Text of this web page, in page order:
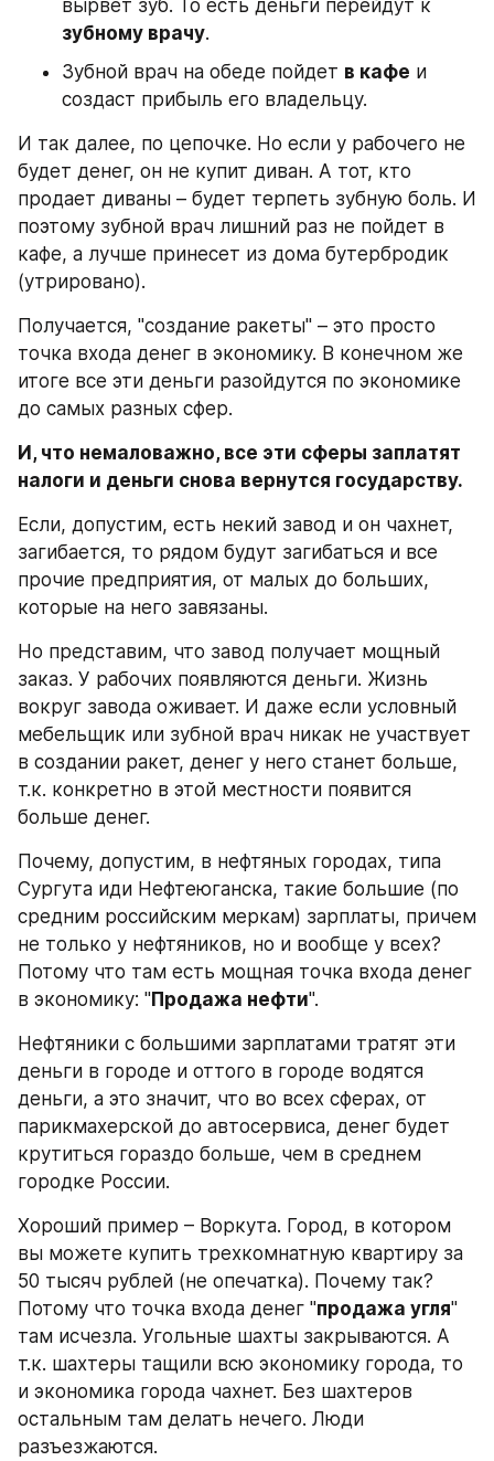
зубному врачу.
Зубной врач на обеде пойдет в кафе и
создаст прибыль его владельцу.
И так далее, по цепочке. Но если у рабочего не
будет денег, он не купит диван. А тот, кто
продает диваны – будет терпеть зубную боль. И
поэтому зубной врач лишний раз не пойдет в
кафе, а лучше принесет из дома бутербродик
(утрировано).
Получается, "создание ракеты" – это просто
точка входа денег в экономику. В конечном же
итоге все эти деньги разойдутся по экономике
до самых разных сфер.
И, что немаловажно, все эти сферы заплатят
налоги и деньги снова вернутся государству.
Если, допустим, есть некий завод и он чахнет,
загибается, то рядом будут загибаться и все
прочие предприятия, от малых до больших,
которые на него завязаны.
Но представим, что завод получает мощный
заказ. У рабочих появляются деньги. Жизнь
вокруг завода оживает. И даже если условный
мебельщик или зубной врач никак не участвует
в создании ракет, денег у него станет больше,
т.к. конкретно в этой местности появится
больше денег.
Почему, допустим, в нефтяных городах, типа
Сургута иди Нефтеюганска, такие большие (по
средним российским меркам) зарплаты, причем
не только у нефтяников, но и вообще у всех?
Потому что там есть мощная точка входа денег
в экономику: "Продажа нефти".
Нефтяники с большими зарплатами тратят эти
деньги в городе и оттого в городе водятся
деньги, а это значит, что во всех сферах, от
парикмахерской до автосервиса, денег будет
крутиться гораздо больше, чем в среднем
городке России.
Хороший пример – Воркута. Город, в котором
вы можете купить трехкомнатную квартиру за
50 тысяч рублей (не опечатка). Почему так?
Потому что точка входа денег "продажа угля"
там исчезла. Угольные шахты закрываются. А
т.к. шахтеры тащили всю экономику города, то
и экономика города чахнет. Без шахтеров
остальным там делать нечего. Люди
разъезжаются.